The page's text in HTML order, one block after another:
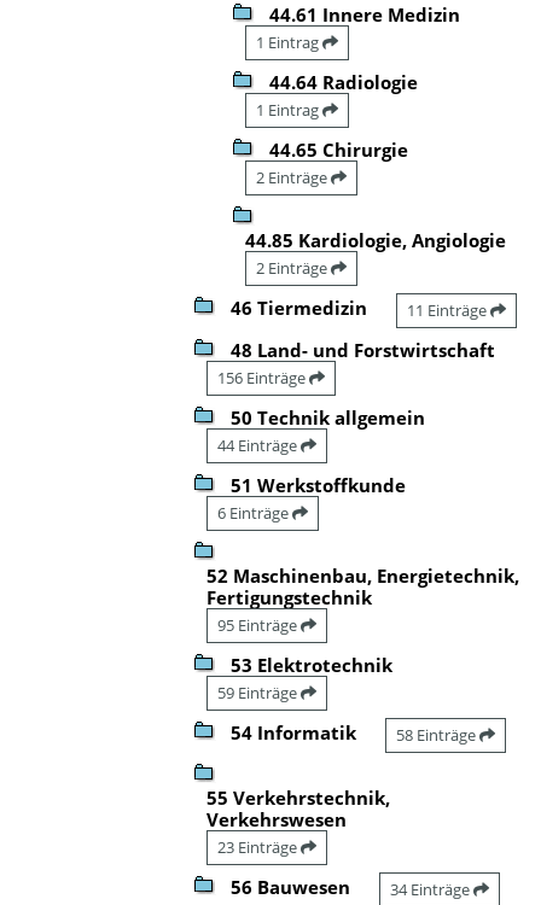
44.61 Innere Medizin
1 Eintrag
44.64 Radiologie
1 Eintrag
44.65 Chirurgie
2 Einträge
44.85 Kardiologie, Angiologie
2 Einträge
46 Tiermedizin 11 Einträge
48 Land- und Forstwirtschaft
156 Einträge
50 Technik allgemein
44 Einträge
51 Werkstoffkunde
6 Einträge
52 Maschinenbau, Energietechnik,
Fertigungstechnik
95 Einträge
53 Elektrotechnik
59 Einträge
54 Informatik 58 Einträge
55 Verkehrstechnik,
Verkehrswesen
23 Einträge
56 Bauwesen 34 Einträge